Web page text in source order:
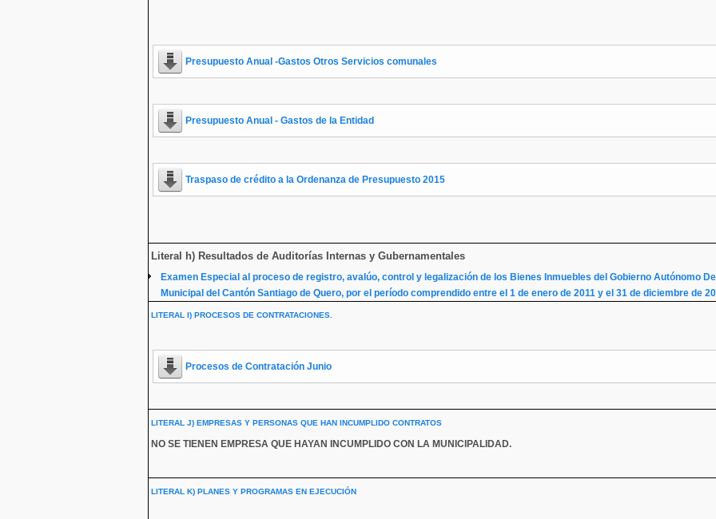
Presupuesto Anual -Gastos Otros Servicios comunales
Presupuesto Anual - Gastos de la Entidad
Traspaso de crédito a la Ordenanza de Presupuesto 2015
Literal h) Resultados de Auditorías Internas y Gubernamentales
Examen Especial al proceso de registro, avalúo, control y legalización de los Bienes Inmuebles del Gobierno Autónomo
Municipal del Cantón Santiago de Quero, por el período comprendido entre el 1 de enero de 2011 y el 31 de diciembre de
LITERAL I) PROCESOS DE CONTRATACIONES.
Procesos de Contratación Junio
LITERAL J) EMPRESAS Y PERSONAS QUE HAN INCUMPLIDO CONTRATOS
NO SE TIENEN EMPRESA QUE HAYAN INCUMPLIDO CON LA MUNICIPALIDAD.
LITERAL K) PLANES Y PROGRAMAS EN EJECUCIÓN